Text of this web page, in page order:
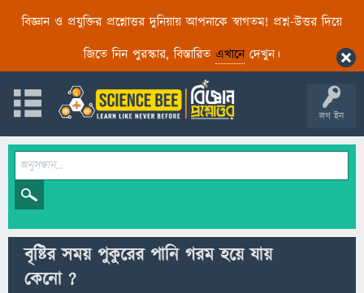
বিজ্ঞান ও প্রযুক্তির প্রশ্নোত্তর দুনিয়ায় আপনাকে স্বাগতম! প্রশ্ন-উত্তর দিয়ে
জিতে নিন পুরস্কার, বিস্তারিত এখানেদেখুন।
লগ ইন
বৃষ্টির সময় পুকুরের পানি গরম হয়ে যায়
কেনো ?